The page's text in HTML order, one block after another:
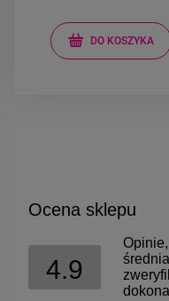
DO KOSZYKA
Ocena sklepu
4.9